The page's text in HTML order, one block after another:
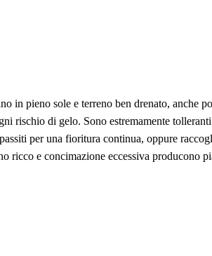
in pieno sole e terreno ben drenato, anche
rischio di gelo. Sono estremamente
per una fioritura continua, oppure
ricco e concimazione eccessiva producono